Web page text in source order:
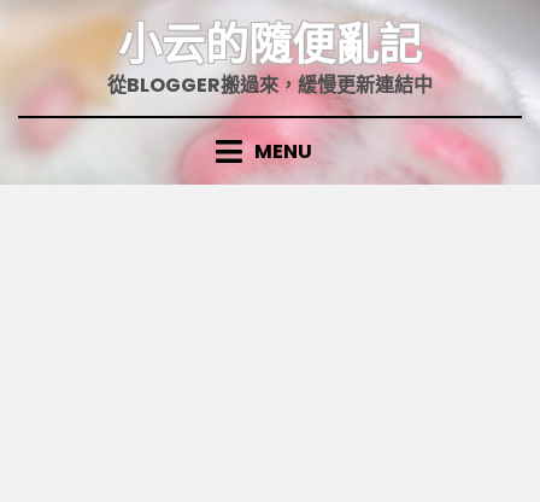
小云的隨便亂記
從BLOGGER搬過來，緩慢更新連結中
MENU